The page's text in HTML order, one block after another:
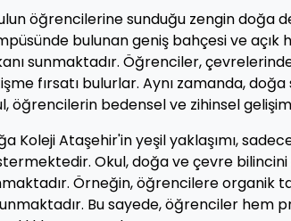
öğrencilerine sunduğu zengin doğa
bulunan geniş bahçesi ve
sunmaktadır. Öğrenciler,
fırsatı bulurlar. Aynı zamanda,
öğrencilerin bedensel ve zihinsel
Koleji Ataşehir'in yeşil yaklaşımı,
Okul, doğa ve çevre
Örneğin, öğrencilere organik
Bu sayede, öğrenciler hem